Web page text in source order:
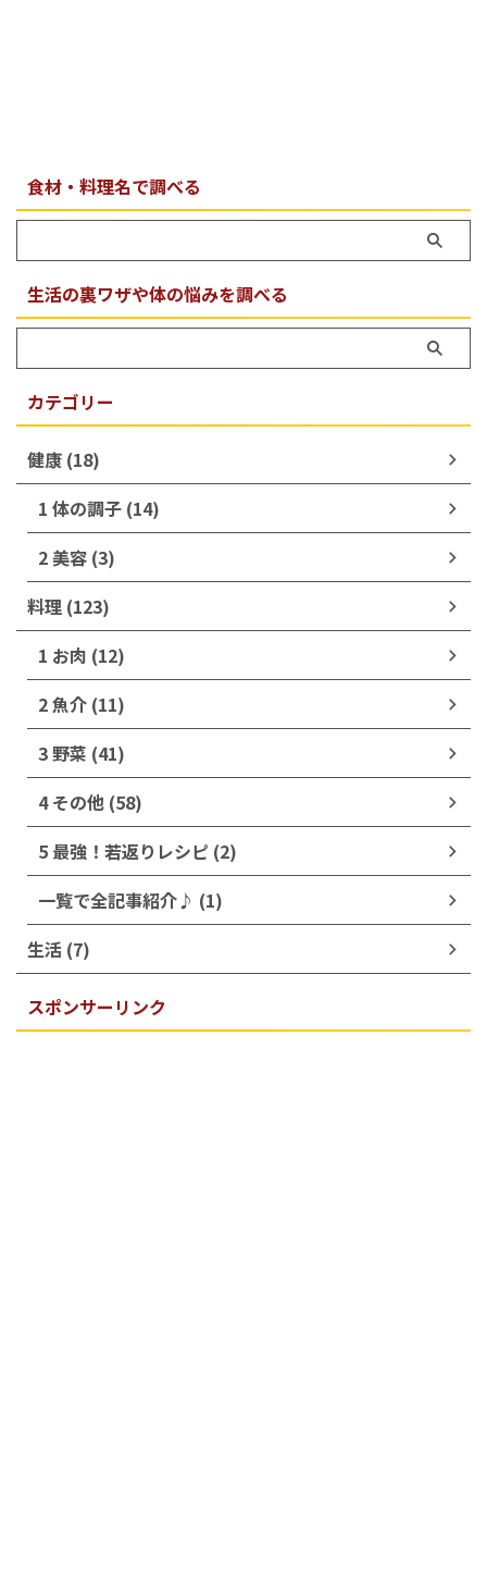
食材・料理名で調べる
生活の裏ワザや体の悩みを調べる
カテゴリー
健康 (18)
1 体の調子 (14)
2 美容 (3)
料理 (123)
1 お肉 (12)
2 魚介 (11)
3 野菜 (41)
4 その他 (58)
5 最強！若返りレシピ (2)
一覧で全記事紹介♪ (1)
生活 (7)
スポンサーリンク